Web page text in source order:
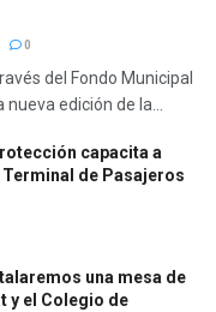
0
del Fondo Municipal
nueva edición de la...
capacita a
de Pasajeros
una mesa de
y el Colegio de